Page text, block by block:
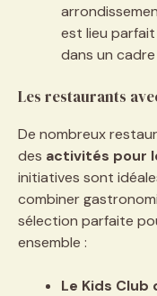
est lieu
dans un
Les restaurants
De nombreux
des activités pour
initiatives sont
combiner
sélection parfaite
ensemble :
Le Kids Club